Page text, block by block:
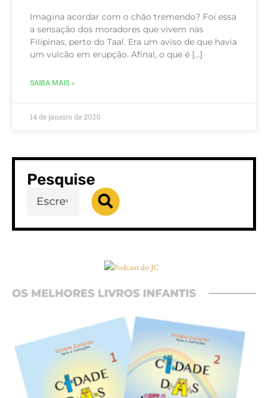
Imagina acordar com o chão tremendo? Foi essa
a sensação dos moradores que vivem nas
Filipinas, perto do Taal. Era um aviso de que havia
um vulcão em erupção. Afinal, o que é […]
SAIBA MAIS »
14 de janeiro de 2020
Pesquise